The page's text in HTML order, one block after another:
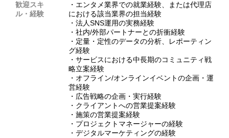
歓迎スキ
ル・経験
・エンタメ業界での就業経験、または代理店
における該当業界の担当経験
・法人SNS運用の実務経験
・社内/外部パートナーとの折衝経験
・定量・定性のデータの分析、レポーティン
グ経験
・サービスにおける中長期のコミュニティ戦
略立案経験
・オフライン/オンラインイベントの企画・運
営経験
・広告戦略の企画・実行経験
・クライアントへの営業提案経験
・施策の営業提案経験
・プロジェクトマネージャーの経験
・デジタルマーケティングの経験